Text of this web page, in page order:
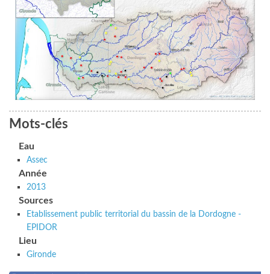
Mots-clés
Eau
Assec
Année
2013
Sources
Etablissement public territorial du bassin de la Dordogne -
EPIDOR
Lieu
Gironde